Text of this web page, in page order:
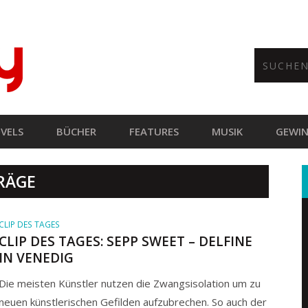
BÜCHER FEATURES MUSIK
CLIP DES TAGES
CLIP DES TAGES: SEPP SWEET – DELFINE
IN VENEDIG
Die meisten Künstler nutzen die Zwangsisolation um zu
künstlerischen Gefilden aufzubrechen. So auch der